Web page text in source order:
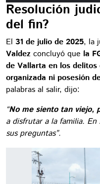
Resolución
del fin?
El 31 de julio de 2025, la
Valdez concluyó que la
de Vallarta en los delitos
organizada ni posesión
palabras al salir, dijo:
“No me siento tan viejo,
a disfrutar a la familia.
sus preguntas”.